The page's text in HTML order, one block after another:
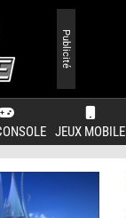
JEUX MOBILE
Publicité